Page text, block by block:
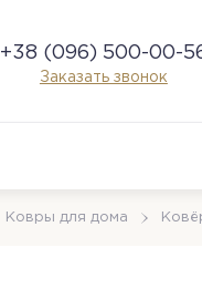
+38 (096) 500-00-
Заказать звонок
Ковры для дома